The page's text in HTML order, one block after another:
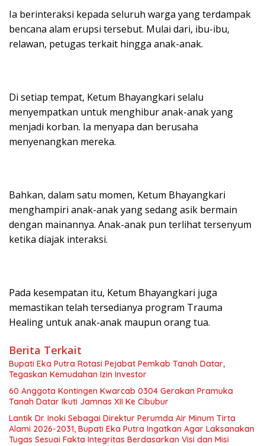
Ia berinteraksi kepada seluruh warga yang terdampak
bencana alam erupsi tersebut. Mulai dari, ibu-ibu,
relawan, petugas terkait hingga anak-anak.
Di setiap tempat, Ketum Bhayangkari selalu
menyempatkan untuk menghibur anak-anak yang
menjadi korban. Ia menyapa dan berusaha
menyenangkan mereka.
Bahkan, dalam satu momen, Ketum Bhayangkari
menghampiri anak-anak yang sedang asik bermain
dengan mainannya. Anak-anak pun terlihat tersenyum
ketika diajak interaksi.
Pada kesempatan itu, Ketum Bhayangkari juga
memastikan telah tersedianya program Trauma
Healing untuk anak-anak maupun orang tua.
Berita Terkait
Bupati Eka Putra Rotasi Pejabat Pemkab Tanah Datar,
Tegaskan Kemudahan Izin Investor
60 Anggota Kontingen Kwarcab 0304 Gerakan Pramuka
Tanah Datar Ikuti Jamnas XII Ke Cibubur
Lantik Dr. Inoki Sebagai Direktur Perumda Air Minum Tirta
Alami 2026-2031, Bupati Eka Putra Ingatkan Agar Laksanakan
Tugas Sesuai Fakta Integritas Berdasarkan Visi dan Misi